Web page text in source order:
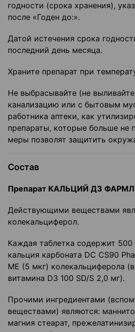
годности (срока хранения),
после «Годен до:».
Датой истечения срока
последний день месяца.
Храните препарат при
Не выбрасывайте (не
канализацию или с бытовым
работника аптеки, как
препараты, которые больше не
меры позволят защитить
Состав
Препарат КАЛЬЦИЙ Д3
Действующими веществами
колекальциферол.
Каждая таблетка содержит
кальция карбоната DC CS90
МЕ (5 мкг) колекальциферола
витамина D3 100 SD/S 2,0 мг).
Прочими ингредиентами
веществами) являются:
магния стеарат,